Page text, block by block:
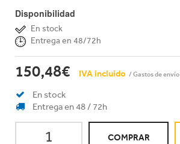
Disponibilidad
En stock
Entrega en 48/72h
150,48€ IVA incluido / Gastos de envío
En stock
Entrega en 48 / 72h
COMPRAR